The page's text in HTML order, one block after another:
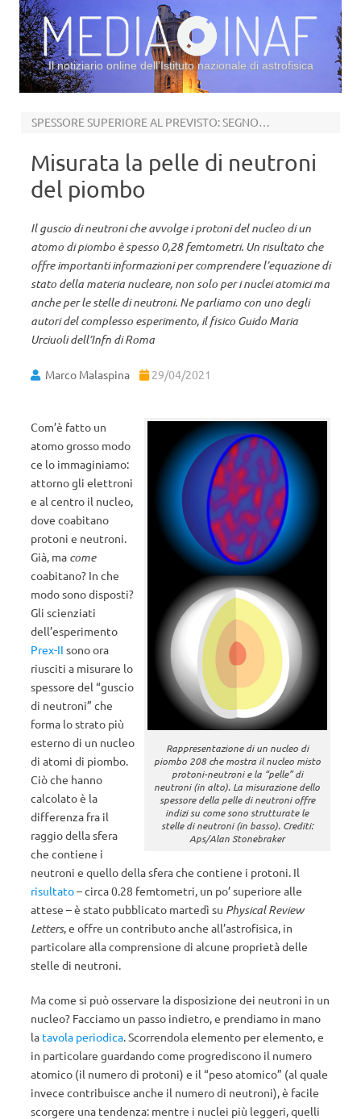
Il notiziario online dell’Istituto nazionale di astrofisica
SPESSORE SUPERIORE AL PREVISTO: SEGNO DI UN’EQUAZIONE DI STATO “STIFF”
Misurata la pelle di neutroni
del piombo
Il guscio di neutroni che avvolge i protoni del nucleo di un
atomo di piombo è spesso 0,28 femtometri. Un risultato che
offre importanti informazioni per comprendere l’equazione di
stato della materia nucleare, non solo per i nuclei atomici ma
anche per le stelle di neutroni. Ne parliamo con uno degli
autori del complesso esperimento, il fisico Guido Maria
Urciuoli dell’Infn di Roma
Marco Malaspina 29/04/2021
Rappresentazione di un nucleo di
piombo 208 che mostra il nucleo misto
protoni-neutroni e la “pelle” di
neutroni (in alto). La misurazione dello
spessore della pelle di neutroni offre
indizi su come sono strutturate le
stelle di neutroni (in basso). Crediti:
Aps/Alan Stonebraker
Com’è fatto un
atomo grosso modo
ce lo immaginiamo:
attorno gli elettroni
e al centro il nucleo,
dove coabitano
protoni e neutroni.
Già, ma come
coabitano? In che
modo sono disposti?
Gli scienziati
dell’esperimento
Prex-II sono ora
riusciti a misurare lo
spessore del “guscio
di neutroni” che
forma lo strato più
esterno di un nucleo
di atomi di piombo.
Ciò che hanno
calcolato è la
differenza fra il
raggio della sfera
che contiene i
neutroni e quello della sfera che contiene i protoni. Il
risultato– circa 0.28 femtometri, un po’ superiore alle
attese – è stato pubblicato martedì su Physical Review
Letters, e offre un contributo anche all’astrofisica, in
particolare alla comprensione di alcune proprietà delle
stelle di neutroni.
Ma come si può osservare la disposizione dei neutroni in un
nucleo? Facciamo un passo indietro, e prendiamo in mano
la tavola periodica. Scorrendola elemento per elemento, e
in particolare guardando come progrediscono il numero
atomico (il numero di protoni) e il “peso atomico” (al quale
invece contribuisce anche il numero di neutroni), è facile
scorgere una tendenza: mentre i nuclei più leggeri, quelli